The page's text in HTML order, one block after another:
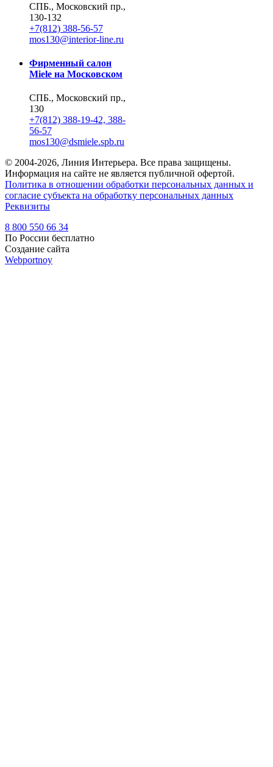
СПБ., Московский пр.,
130-132
+7(812) 388-56-57
mos130@interior-line.ru
Фирменный салон
Miele на Московском
СПБ., Московский пр.,
130
+7(812) 388-19-42, 388-
56-57
mos130@dsmiele.spb.ru
© 2004-2026, Линия Интерьера. Все права защищены.
Информация на сайте не является публичной офертой.
Политика в отношении обработки персональных данных и
согласие субъекта на обработку персональных данных
Реквизиты
8 800 550 66 34
По России бесплатно
Создание сайта
Webportnoy